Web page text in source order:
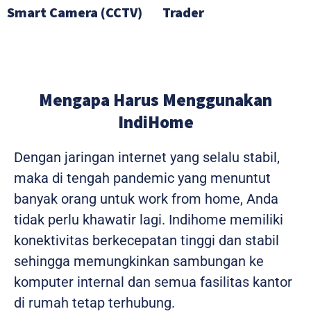
Smart Camera (CCTV) Trader
Mengapa Harus Menggunakan
IndiHome
Dengan jaringan internet yang selalu stabil,
maka di tengah pandemic yang menuntut
banyak orang untuk work from home, Anda
tidak perlu khawatir lagi. Indihome memiliki
konektivitas berkecepatan tinggi dan stabil
sehingga memungkinkan sambungan ke
komputer internal dan semua fasilitas kantor
di rumah tetap terhubung.